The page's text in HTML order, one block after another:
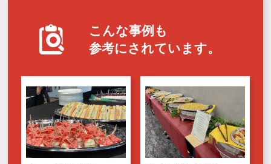
こんな事例も
参考にされています。